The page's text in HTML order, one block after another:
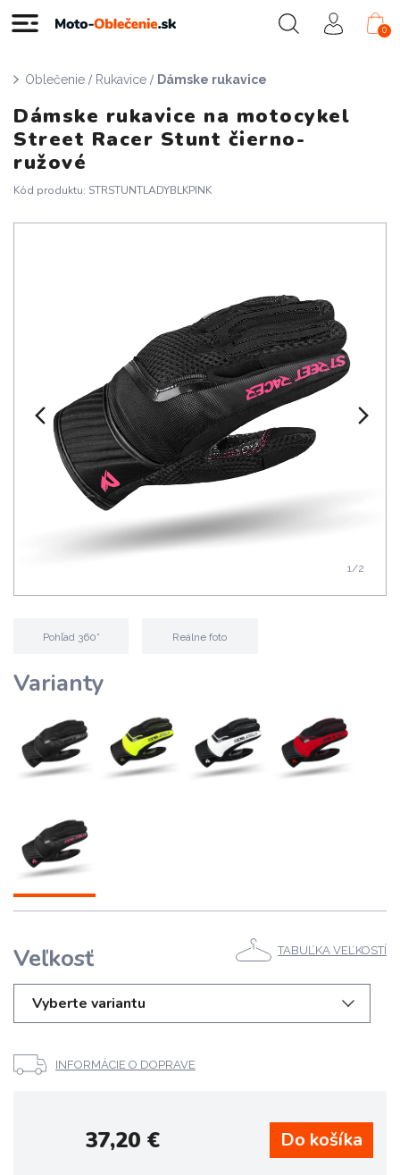
0
Oblečenie / Rukavice / Dámske rukavice
Dámske rukavice na motocykel
Street Racer Stunt čierno-
ružové
Kód produktu: STRSTUNTLADYBLKPINK
1/2
Pohľad 360° Reálne foto
Varianty
Veľkosť TABUĽKA VEĽKOSTÍ
Vyberte variantu
INFORMÁCIE O DOPRAVE
37,20€